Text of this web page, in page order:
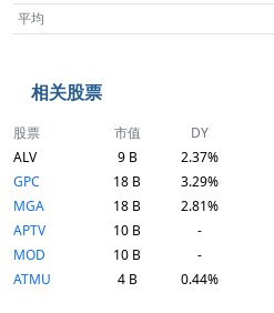
平均
相关股票
股票 市值 DY
ALV
9 B 2.37%
GPC
18 B 3.29%
MGA
18 B 2.81%
APTV
10 B -
MOD
10 B -
ATMU
4 B 0.44%